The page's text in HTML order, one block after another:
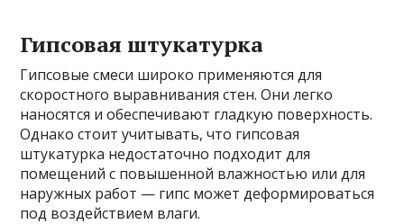
Гипсовая штукатурка
Гипсовые смеси широко применяются для
скоростного выравнивания стен. Они легко
наносятся и обеспечивают гладкую поверхность.
Однако стоит учитывать, что гипсовая
штукатурка недостаточно подходит для
помещений с повышенной влажностью или для
наружных работ — гипс может деформироваться
под воздействием влаги.